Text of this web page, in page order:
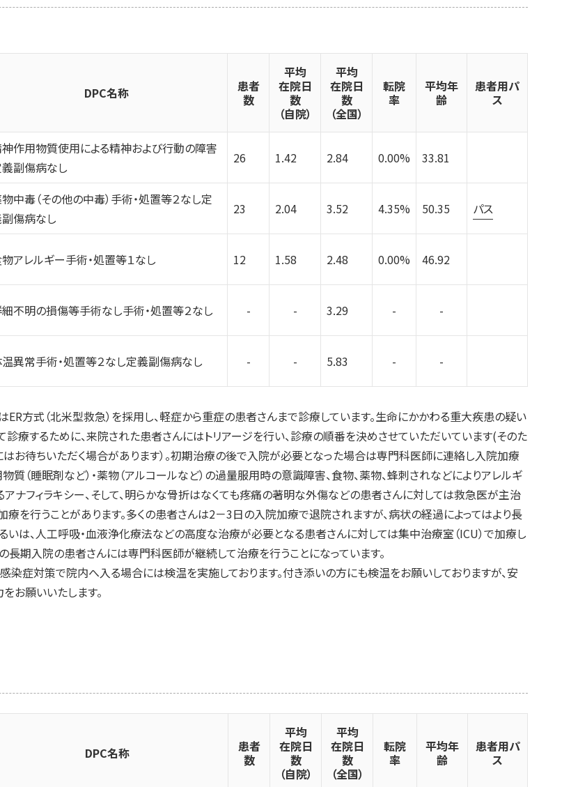
DPC名称
患者
数
平均
在院日
数
（自院）
平均
在院日
数
（全国）
転院
率
平均年
齢
患者用パ
ス
作用物質使用による精神および行動の障害
副傷病なし
26 1.42 2.84 0.00% 33.81
中毒（その他の中毒）手術・処置等２なし定
傷病なし
23 2.04 3.52 4.35% 50.35 パス
アレルギー手術・処置等１なし 12 1.58 2.48 0.00% 46.92
不明の損傷等手術なし手術・処置等２なし - - 3.29 - -
異常手術・処置等２なし定義副傷病なし - - 5.83 - -
方式（北米型救急）を採用し、軽症から重症の患者さんまで診療しています。生命にかかわる重大疾患の疑い
診療するために、来院された患者さんにはトリアージを行い、診療の順番を決めさせていただいています(そのた
はお待ちいただく場合があります）。初期治療の後で入院が必要となった場合は専門科医師に連絡し入院加療
質（睡眠剤など）・薬物（アルコールなど）の過量服用時の意識障害、食物、薬物、蜂刺されなどによりアレルギ
ナフィラキシー、そして、明らかな骨折はなくても疼痛の著明な外傷などの患者さんに対しては救急医が主治
を行うことがあります。多くの患者さんは2－3日の入院加療で退院されますが、病状の経過によってはより長
いは、人工呼吸・血液浄化療法などの高度な治療が必要となる患者さんに対しては集中治療室（ICU）で加療し
の長期入院の患者さんには専門科医師が継続して治療を行うことになっています。
症対策で院内へ入る場合には検温を実施しております。付き添いの方にも検温をお願いしておりますが、安
お願いいたします。
DPC名称
患者
数
平均
在院日
数
（自院）
平均
在院日
数
（全国）
転院
率
平均年
齢
患者用パ
ス